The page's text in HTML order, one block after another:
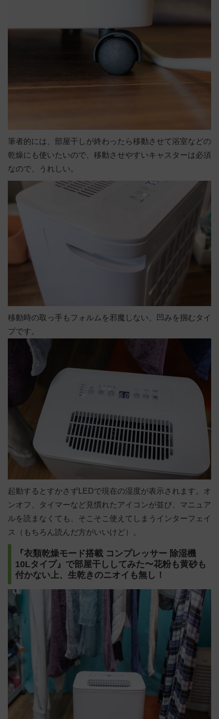
筆者的には、部屋干しが終わったら移動させて浴室などの
乾燥にも使いたいので、移動させやすいキャスターは必須
なので、うれしい。
移動時の取っ手もフォルムを邪魔しない、凹みを掴むタイ
プです。
起動するとすかさずLEDで現在の湿度が表示されます。オ
ンオフ、タイマーなど見慣れたアイコンが並び、マニュア
ルを読まなくても、そこそこ使えてしまうインターフェイ
ス（もちろん読んだ方がいいけど）。
『衣類乾燥モード搭載 コンプレッサー 除湿機
10Lタイプ』で部屋干ししてみた〜花粉も黄砂も
付かない上、生乾きのニオイも無し！